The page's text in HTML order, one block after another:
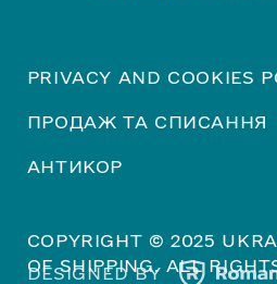
PRIVACY AND COOKIES
ПРОДАЖ ТА СПИСАННЯ
АНТИКОР
COPYRIGHT © 2025
OF SHIPPING. ALL
DESIGNED BY